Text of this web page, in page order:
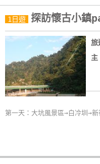
款
據
合
作
提
案
合
1日遊 探訪懷古小鎮
旅
第一天：大坑風景區→白冷圳→